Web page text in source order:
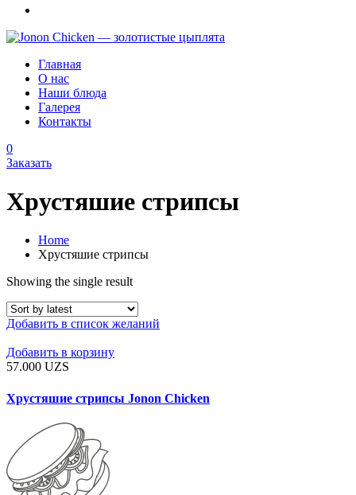
Главная
О нас
Наши блюда
Галерея
Контакты
0
Заказать
Хрустяшие стрипсы
Home
Хрустяшие стрипсы
Showing the single result
Добавить в список желаний
Добавить в корзину
57.000 UZS
Хрустяшие стрипсы Jonon Chicken